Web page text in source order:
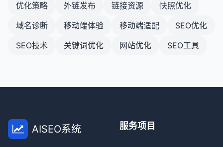
优化策略
外链发布 链接资源
快照优化
域名诊断
移动端体验 移动端适配
SEO优化
SEO技术
关键词优化 网站优化 SEO工具
AISEO系统 服务项目